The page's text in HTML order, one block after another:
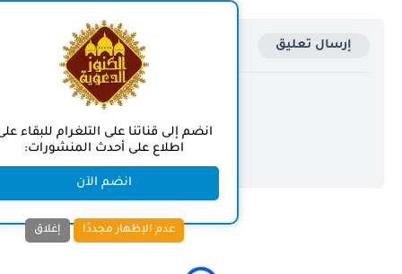
تعليق
انضم إلى قناتنا على التلغرام للبقاء على
اطلاع على أحدث المنشورات:
عدم الإظهار مجددًا إغلاق